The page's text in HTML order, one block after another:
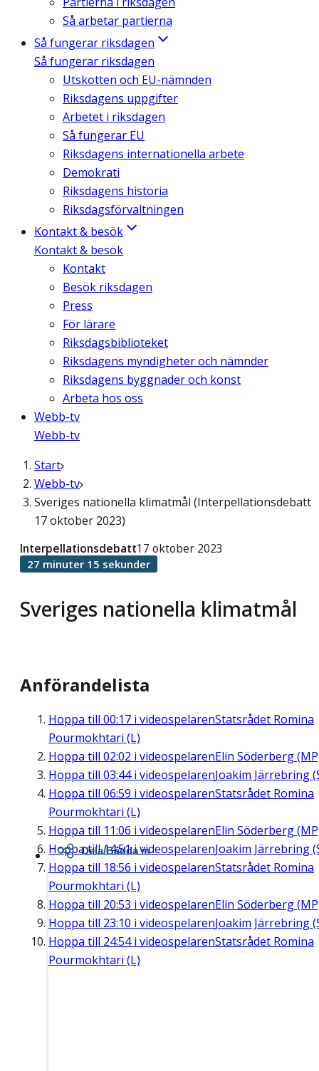
Så arbetar partierna
Så fungerar riksdagen
Så fungerar riksdagen
Utskotten och EU-nämnden
Riksdagens uppgifter
Arbetet i riksdagen
Så fungerar EU
Riksdagens internationella arbete
Demokrati
Riksdagens historia
Riksdagsförvaltningen
Kontakt & besök
Kontakt & besök
Kontakt
Besök riksdagen
Press
För lärare
Riksdagsbiblioteket
Riksdagens myndigheter och nämnder
Riksdagens byggnader och konst
Arbeta hos oss
Webb-tv
Webb-tv
Start
Webb-tv
Sveriges nationella klimatmål (Interpellationsdebatt
17 oktober 2023)
Sveriges nationella klimatmål
Interpellationsdebatt17 oktober 2023
27 minuter 15 sekunder
Anförandelista
Hoppa till 00:17 i videospelarenStatsrådet Romina
Pourmokhtari (L)
Hoppa till 02:02 i videospelarenElin Söderberg
Hoppa till 03:44i videospelarenJoakim Järrebring
Hoppa till 06:59 i videospelarenStatsrådet Romina
Pourmokhtari (L)
Hoppa till 11:06 i videospelarenElin Söderberg
Hoppa till14:51i videospelarenJoakim Järrebring
Hoppa till 18:56 i videospelarenStatsrådet Romina
Pourmokhtari (L)
Hoppa till 20:53 i videospelarenElin Söderberg
Hoppa till 23:10 i videospelarenJoakim Järrebring
Hoppa till 24:54i videospelarenStatsrådet Romina
Pourmokhtari (L)
Dela/Bädda in